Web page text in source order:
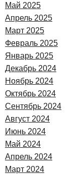
Май 2025
Апрель 2025
Март 2025
Февраль 2025
Январь 2025
Декабрь 2024
Ноябрь 2024
Октябрь 2024
Сентябрь 2024
Август 2024
Июнь 2024
Май 2024
Апрель 2024
Март 2024